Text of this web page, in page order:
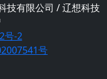
技有限公司 / 辽想科技
号-2
号